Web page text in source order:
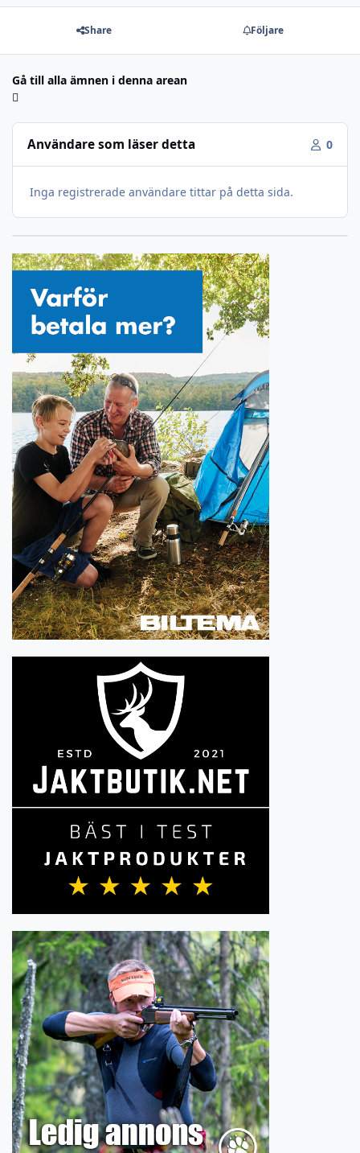
Share Följare
Gå till alla ämnen i denna arean
Användare som läser detta 0
Inga registrerade användare tittar på detta sida.